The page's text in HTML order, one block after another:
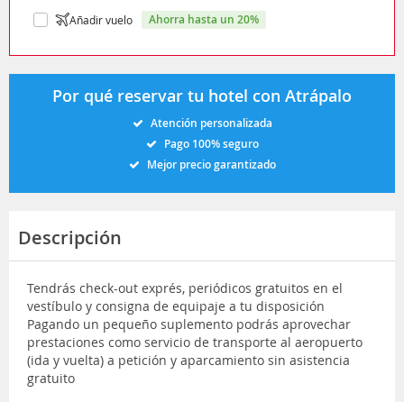
Añadir vuelo ahorra hasta un 20%
Por qué reservar tu hotel con Atrápalo
Atención personalizada
Pago 100% seguro
Mejor precio garantizado
Descripción
Tendrás check-out exprés, periódicos gratuitos en el
vestíbulo y consigna de equipaje a tu disposición
Pagando un pequeño suplemento podrás aprovechar
prestaciones como servicio de transporte al aeropuerto
(ida y vuelta) a petición y aparcamiento sin asistencia
gratuito